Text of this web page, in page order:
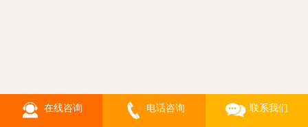
在线咨询 电话咨询 联系我们